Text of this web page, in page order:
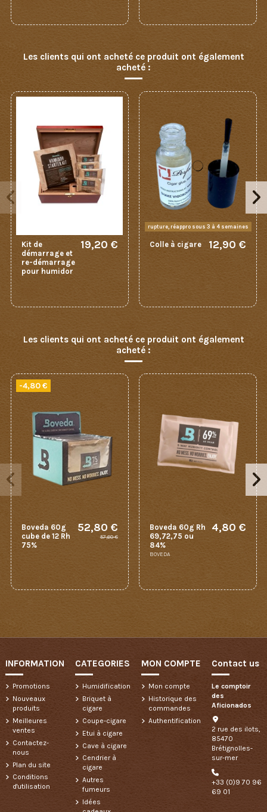
Les clients qui ont acheté ce produit ont également
acheté :
Kit de
démarrage et
re-démarrage
pour humidor
19,20 €
rupture, réappro sous 3 à 4 semaines
Colle à cigare 12,90 €
Les clients qui ont acheté ce produit ont également
acheté :
-4,80 €
Boveda 60g
cube de 12 Rh
75%
52,80 €
57,60 €
Boveda 60g Rh
69,72,75 ou
84%
BOVEDA
4,80 €
INFORMATION
Promotions
Nouveaux
produits
Meilleures
ventes
Contactez-
nous
Plan du site
Conditions
d'utilisation
CATEGORIES
Humidification
Briquet à
cigare
Coupe-cigare
Etui à cigare
Cave à cigare
Cendrier à
cigare
Autres
fumeurs
Idées
MON COMPTE
Mon compte
Historique des
commandes
Authentification
Contact us
Le comptoir
des
Aficionados
2 rue des ilots,
85470
Brétignolles-
sur-mer
+33 (0)9 70 96
69 01